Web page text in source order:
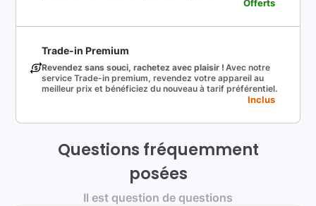
Offerts
Trade-in Premium
Revendez sans souci, rachetez avec plaisir ! Avec notre
service Trade-in premium, revendez votre appareil au
meilleur prix et bénéficiez du nouveau à tarif préférentiel.
Inclus
Questions fréquemment
posées
Il est question de questions